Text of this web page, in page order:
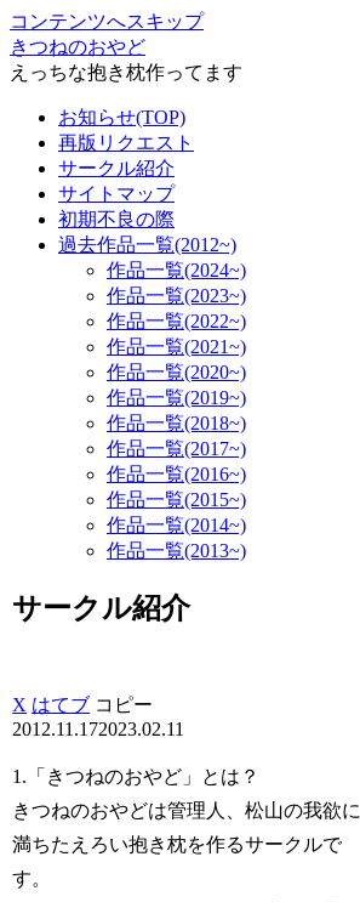
コンテンツへスキップ
きつねのおやど
えっちな抱き枕作ってます
お知らせ(TOP)
再版リクエスト
サークル紹介
サイトマップ
初期不良の際
過去作品一覧(2012~)
作品一覧(2024~)
作品一覧(2023~)
作品一覧(2022~)
作品一覧(2021~)
作品一覧(2020~)
作品一覧(2019~)
作品一覧(2018~)
作品一覧(2017~)
作品一覧(2016~)
作品一覧(2015~)
作品一覧(2014~)
作品一覧(2013~)
サークル紹介
X はてブ コピー
2012.11.172023.02.11
1.「きつねのおやど」とは？
きつねのおやどは管理人、松山の我欲に
満ちたえろい抱き枕を作るサークルで
す。